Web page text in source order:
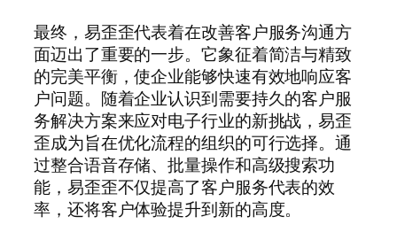
最终，易歪歪代表着在改善客户服务沟通方
面迈出了重要的一步。它象征着简洁与精致
的完美平衡，使企业能够快速有效地响应客
户问题。随着企业认识到需要持久的客户服
务解决方案来应对电子行业的新挑战，易歪
歪成为旨在优化流程的组织的可行选择。通
过整合语音存储、批量操作和高级搜索功
能，易歪歪不仅提高了客户服务代表的效
率，还将客户体验提升到新的高度。